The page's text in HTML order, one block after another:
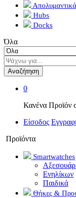
Hubs
Docks
Όλα
Αναζήτηση
0
Κανένα Προϊόν
Είσοδος
Προϊόντα
Smartwatches
Ενηλίκων
Παιδικά
Θήκες &